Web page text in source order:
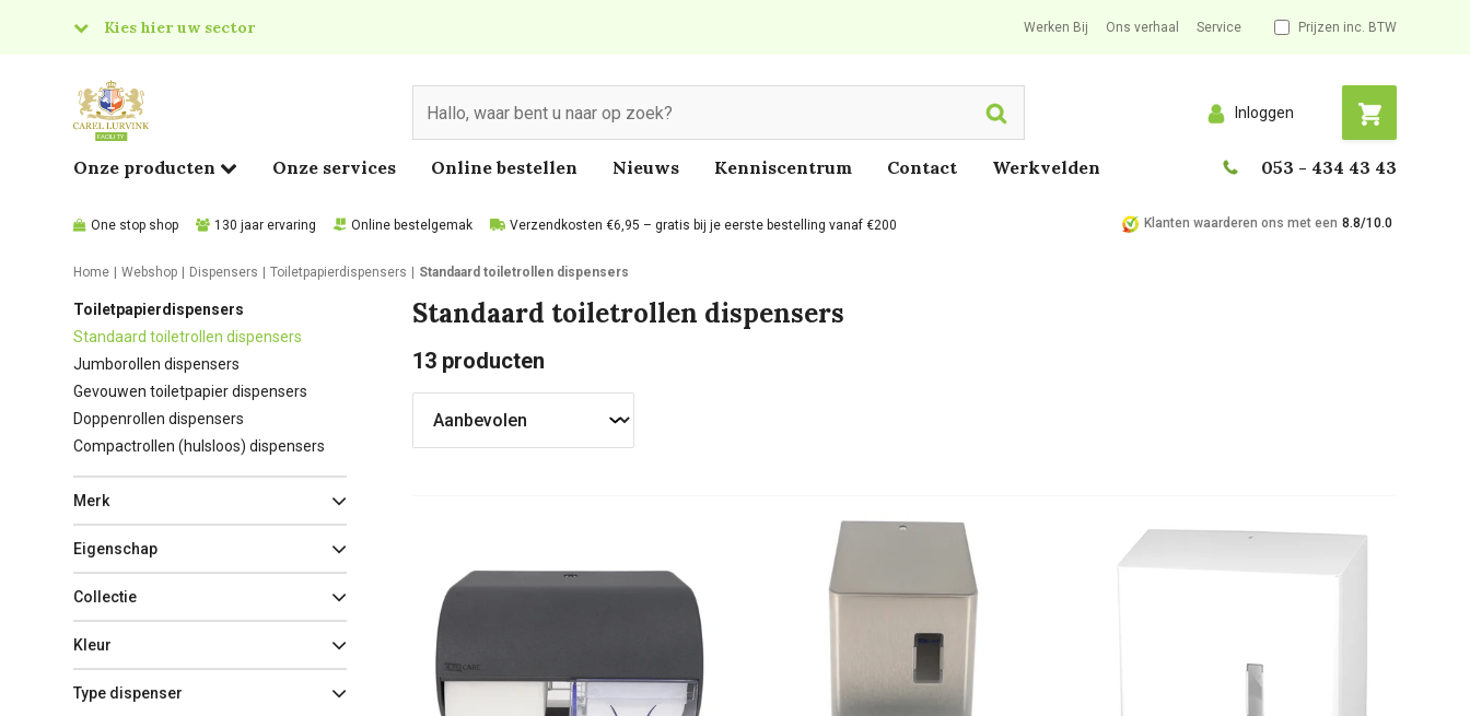
Kies hier uw sector
Food
Werken Bij Ons verhaal Service Prijzen inc. BTW
Search Inloggen
Onze producten Onze services Online bestellen Nieuws Kenniscentrum Contact Werkvelden 053 - 434 43 43
One stop shop 130 jaar ervaring Online bestelgemak Verzendkosten €6,95 – gratis bij je eerste bestelling vanaf €200 Klanten waarderen ons met een 8.8/10.0
Home Webshop Dispensers Toiletpapierdispensers Standaard toiletrollen dispensers
Toiletpapierdispensers
Standaard toiletrollen dispensers
Jumborollen dispensers
Gevouwen toiletpapier dispensers
Doppenrollen dispensers
Compactrollen (hulsloos) dispensers
Merk
Eigenschap
Collectie
Kleur
Type dispenser
Standaard toiletrollen dispensers
13 producten